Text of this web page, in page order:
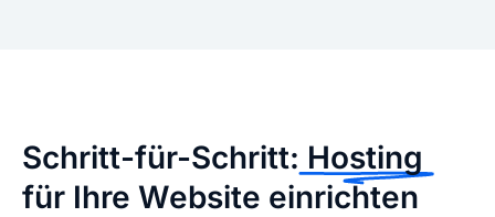
Schritt-für-Schritt: Hosting
für Ihre Website einrichten